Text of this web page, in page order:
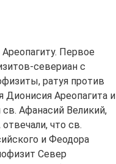
Первое
севериан с
ратуя против
Дионисия Ареопагита и
Афанасий Великий,
что св.
и Феодора
Север